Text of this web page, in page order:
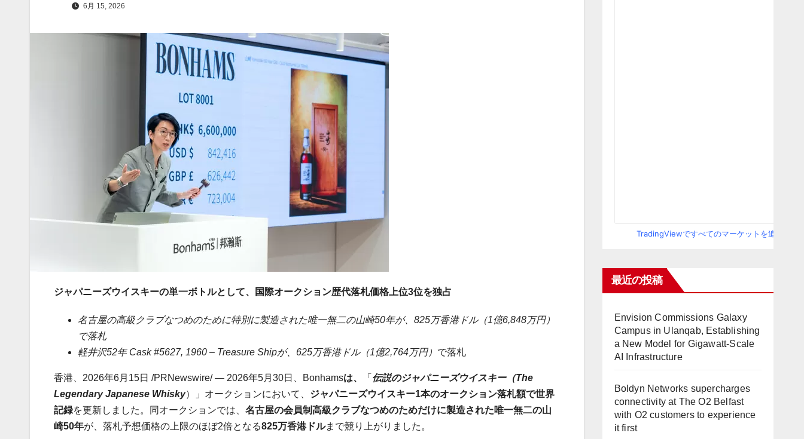
6月 15, 2026
ジャパニーズウイスキーの単一ボトルとして、国際オークション歴代落札価格上位3位を独占
名古屋の高級クラブなつめのために特別に製造された唯一無二の山崎50年が、 825万香港ドル（1億6,848万円）
で落札
軽井沢52年Cask #5627, 1960 – Treasure Shipが、 625万香港ドル（1億2,764万円） で落札
香港、2026年6月15日 /PRNewswire/ — 2026年5月30日、Bonhamsは、 「 伝説のジャパニーズウイスキー（The
Legendary Japanese Whisky）」オークションにおいて、 ジャパニーズウイスキー1本のオークション落札額で世界
記録を更新しました。同オークションでは、 名古屋の会員制高級クラブなつめのためだけに製造された唯一無二の山
崎50年が、落札予想価格の上限のほぼ2倍となる825万香港ドルまで競り上がりました。
TradingViewですべてのマーケットを追跡
最近の投稿
Envision Commissions Galaxy
Campus in Ulanqab, Establishing
a New Model for Gigawatt-Scale
AI Infrastructure
Boldyn Networks supercharges
connectivity at The O2 Belfast
with O2 customers to experience
it first